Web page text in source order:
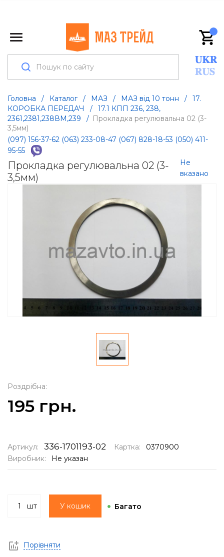
Головна / Каталог / МАЗ / МАЗ від 10 тонн /
17.
КОРОБКА ПЕРЕДАЧ
/
17.1 КПП 236, 238,
2361,2381,238ВМ,239
/ Прокладка регулювальна 02 (3-
3,5мм)
(097) 156-37-62 (063) 233-08-47 (067) 828-18-53 (050) 411-
95-55
Прокладка регулювальна 02 (3-
3,5мм)
Не
вказано
Роздрібна:
195 грн.
Артикул: 336-1701193-02 Картка:
0370900
Виробник:
Не указан
шт У кошик Багато
Порівняти